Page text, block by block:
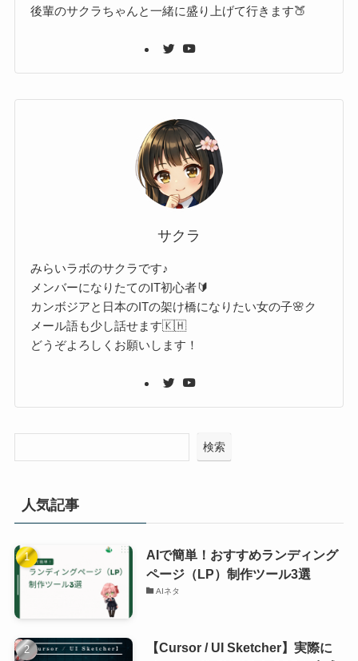
後輩のサクラちゃんと一緒に盛り上げて行きます🍑
サクラ
みらいラボのサクラです♪
メンバーになりたてのIT初心者🔰
カンボジアと日本のITの架け橋になりたい女の子🌸ク
メール語も少し話せます🇰🇭
どうぞよろしくお願いします！
検索
人気記事
AIで簡単！おすすめランディング
ページ（LP）制作ツール3選
AIネタ
【Cursor / UI Sketcher】実際に